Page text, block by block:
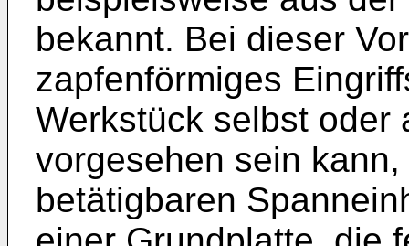
bekannt. Bei dieser
zapfenförmiges
Werkstück selbst oder
vorgesehen sein
betätigbaren